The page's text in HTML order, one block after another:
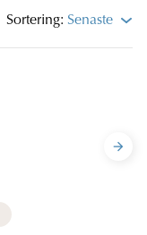
Sortering: Senaste